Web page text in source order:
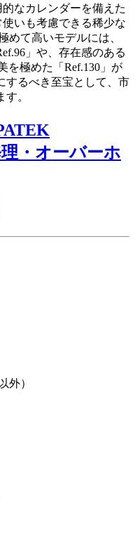
なカレンダーを備えた
使いも考慮できる稀少な
めて高いモデルには、
」や、存在感のある
を極めた「Ref.130」が
するべき至宝として、市
。
・オーバーホ
外）